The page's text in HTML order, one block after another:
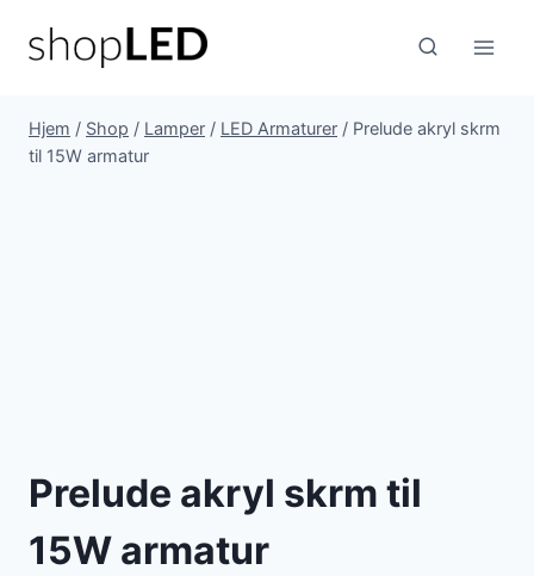
Hjem / Shop / Lamper / LED Armaturer / Prelude akryl skrm
til 15W armatur
Prelude akryl skrm til
15W armatur